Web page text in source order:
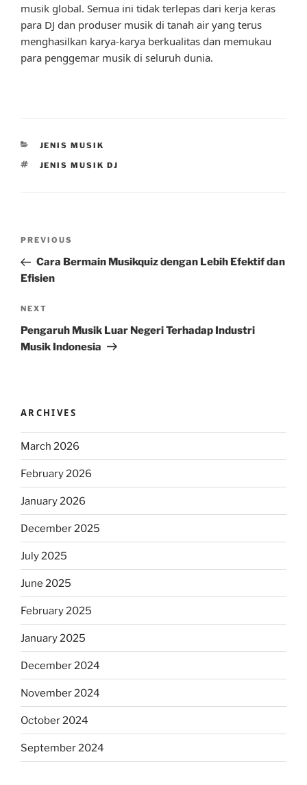
musik global. Semua ini tidak terlepas dari kerja keras
para DJ dan produser musik di tanah air yang terus
menghasilkan karya-karya berkualitas dan memukau
para penggemar musik di seluruh dunia.
CATEGORIES
JENIS MUSIK
TAGS
JENIS MUSIK DJ
Previous
Post
PREVIOUS
Cara Bermain Musikquiz dengan Lebih Efektif dan
Efisien
Next
Post
NEXT
Pengaruh Musik Luar Negeri Terhadap Industri
Musik Indonesia
ARCHIVES
March 2026
February 2026
January 2026
December 2025
July 2025
June 2025
February 2025
January 2025
December 2024
November 2024
October 2024
September 2024